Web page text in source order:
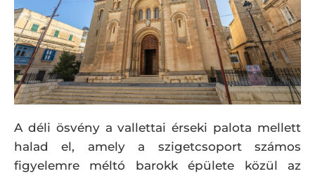
A déli ösvény a vallettai érseki palota mellett
halad el, amely a szigetcsoport számos
figyelemre méltó barokk épülete közül az